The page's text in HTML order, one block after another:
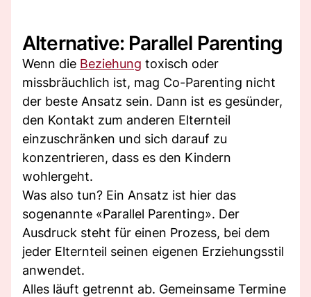
Alternative: Parallel Parenting
Wenn die Beziehung toxisch oder
missbräuchlich ist, mag Co-Parenting nicht
der beste Ansatz sein. Dann ist es gesünder,
den Kontakt zum anderen Elternteil
einzuschränken und sich darauf zu
konzentrieren, dass es den Kindern
wohlergeht.
Was also tun? Ein Ansatz ist hier das
sogenannte «Parallel Parenting». Der
Ausdruck steht für einen Prozess, bei dem
jeder Elternteil seinen eigenen Erziehungsstil
anwendet.
Alles läuft getrennt ab. Gemeinsame Termine